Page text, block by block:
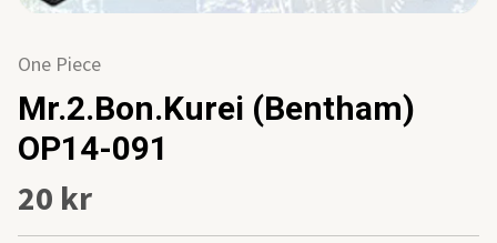
One Piece
Mr.2.Bon.Kurei (Bentham)
OP14-091
20 kr